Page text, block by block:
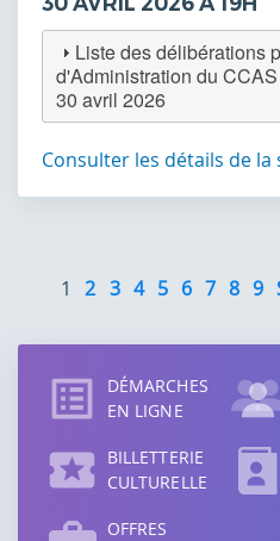
Liste des délibérations
d'Administration du
30 avril 2026
Consulter les détails de la
1 2 3 4 5 6 7 8 9
direct
DÉMARCHES
EN LIGNE
BILLETTERIE
CULTURELLE
OFFRES